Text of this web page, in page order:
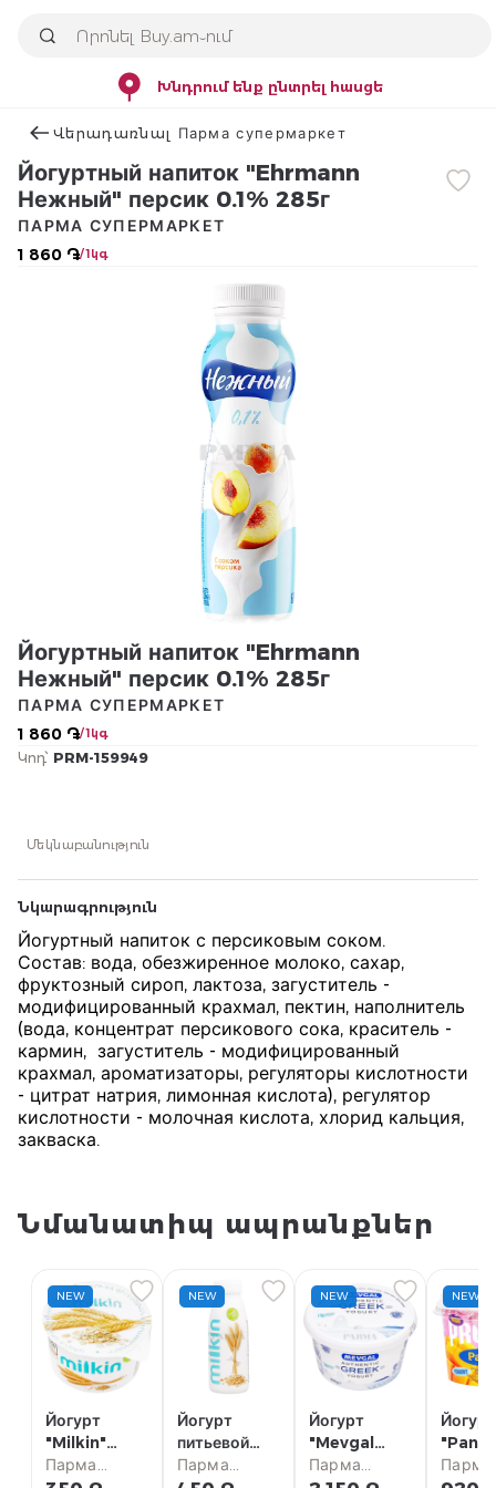
Խնդրում ենք ընտրել հասցե
Վերադառնալ Парма супермаркет
Йогуртный напиток "Ehrmann
Нежный" персик 0.1% 285г
1 860 ֏/ 1կգ
ПАРМА СУПЕРМАРКЕТ
Йогуртный напиток "Ehrmann
Нежный" персик 0.1% 285г
1 860 ֏/ 1կգ
ПАРМА СУПЕРМАРКЕТ
Կոդ՝ PRM-159949
Մեկնաբանություն
Նկարագրություն
Йогуртный напиток с персиковым соком.
Состав: вода, обезжиренное молоко, сахар,
фруктозный сироп, лактоза, загуститель -
модифицированный крахмал, пектин, наполнитель
(вода, концентрат персикового сока, краситель -
кармин, загуститель - модифицированный
крахмал, ароматизаторы, регуляторы кислотности
- цитрат натрия, лимонная кислота), регулятор
кислотности - молочная кислота, хлорид кальция,
закваска.
Նմանատիպ ապրանքներ
NEW
Йогурт
"Milkin"
зерновой
Парма
NEW
Йогурт
питьевой
"Milkin"
Парма
NEW
Йогурт
"Mevgal
Greek" без
Парма
NEW
Йогурт
Парма